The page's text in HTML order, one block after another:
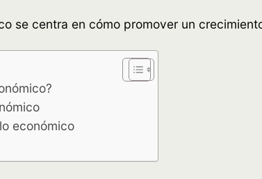
se centra en cómo promover un
económico